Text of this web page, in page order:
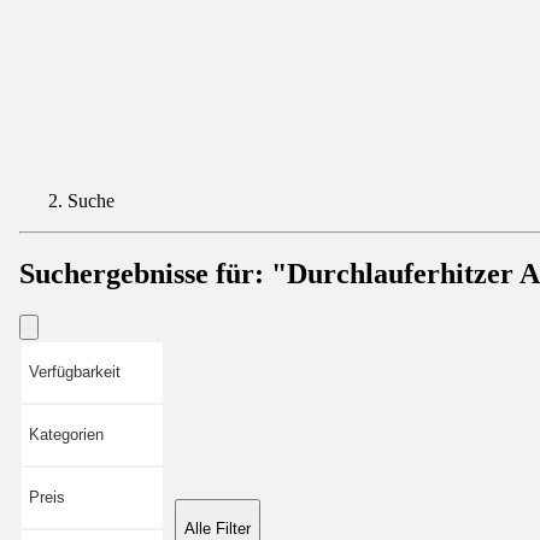
Suche
Suchergebnisse für: "Durchlauferhitzer
Verfügbarkeit
Kategorien
Preis
Alle Filter